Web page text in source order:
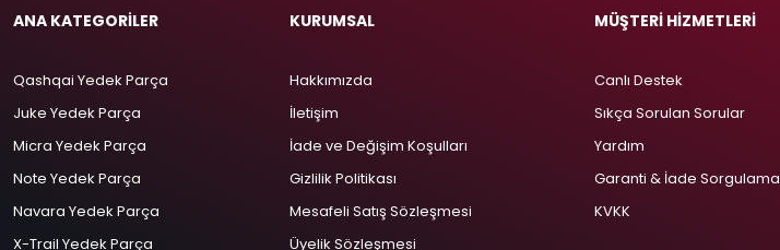
ANA KATEGORİLER
Qashqai Yedek Parça
Juke Yedek Parça
Micra Yedek Parça
Note Yedek Parça
Navara Yedek Parça
X-Trail Yedek Parça
KURUMSAL
Hakkımızda
İletişim
İade ve Değişim Koşulları
Gizlilik Politikası
Mesafeli Satış Sözleşmesi
Üyelik Sözleşmesi
MÜŞTERİ HİZMETLERİ
Canlı Destek
Sıkça Sorulan Sorular
Yardım
Garanti & İade Sorgulama
KVKK